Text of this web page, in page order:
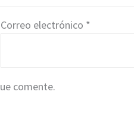
Correo electrónico *
comente.